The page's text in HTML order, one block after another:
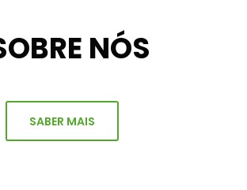
NÓS
SABER MAIS